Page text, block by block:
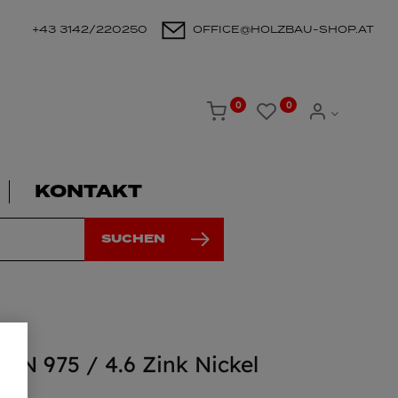
+43 3142/220250 OFFICE@HOLZBAU-SHOP.AT
0 0
KONTAKT
SUCHEN
975 / 4.6 Zink Nickel